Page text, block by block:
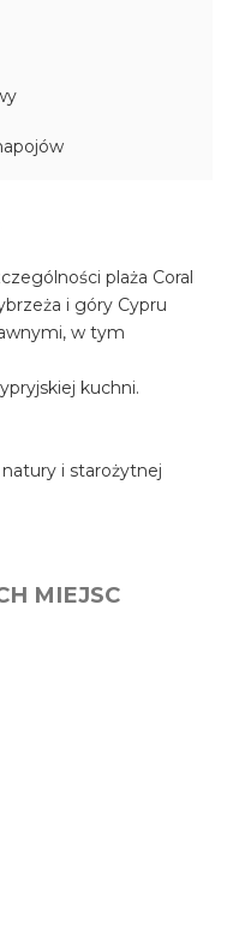
plaża Coral
i góry Cypru
w tym
kuchni.
i starożytnej
MIEJSC